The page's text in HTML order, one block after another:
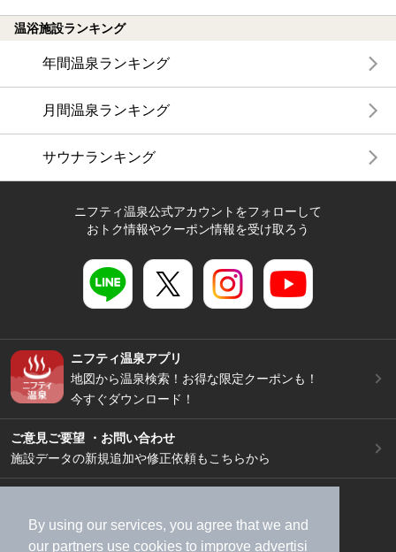
By using our services, you agree that we and
our partners use cookies to improve advertisi
温浴施設ランキング
年間温泉ランキング
月間温泉ランキング
サウナランキング
ニフティ温泉公式アカウントをフォローして
おトク情報やクーポン情報を受け取ろう
ニフティ温泉アプリ
地図から温泉検索！お得な限定クーポンも！
今すぐダウンロード！
ご意見ご要望 ・お問い合わせ
施設データの新規追加や修正依頼もこちらから
加盟店募集（資料請求）
広告出稿のご案内
利用規約
ライフスタイルMEMBERS+規約